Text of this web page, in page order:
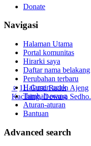
♀ 11. Gusti Raden Ajeng
Kacihing, Dewasa Sedho.
Donate
Navigasi
Halaman Utama
Portal komunitas
Hirarki saya
Daftar nama belakang
Perubahan terbaru
Halaman acak
Tambah orang
Aturan-aturan
Bantuan
Advanced search